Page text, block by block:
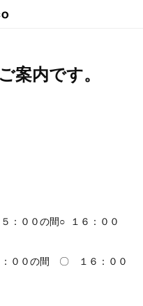
案内です。
０の間○ １６：００
：００の間 〇 １６：００